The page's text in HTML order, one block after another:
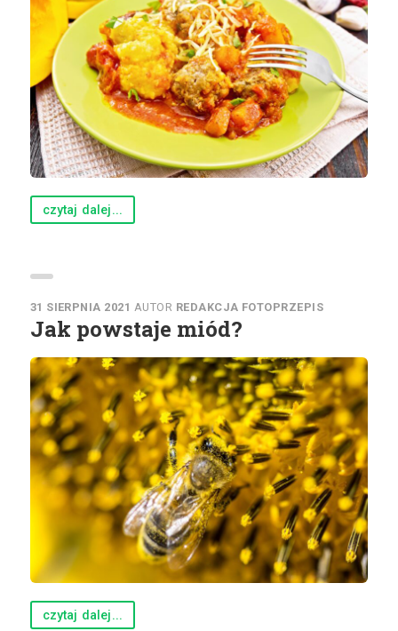
czytaj dalej...
31 SIERPNIA 2021 AUTOR REDAKCJA FOTOPRZEPIS
Jak powstaje miód?
czytaj dalej...